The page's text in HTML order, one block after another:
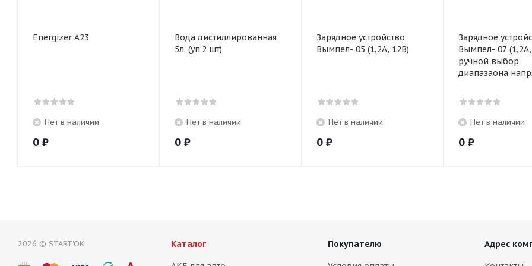
Energizer A23
Нет в наличии
0 ₽
Вода дистиллированная
5л. (уп.2 шт)
Нет в наличии
0₽
Зарядное устройство
Вымпел- 05 (1,2А, 12В)
Нет в наличии
0₽
Зарядное
Вымпел- 07 (1,2А,
ручной выбор
диапазаона
Нет в наличии
0₽
2026 © START'OK Каталог Покупателю Адрес